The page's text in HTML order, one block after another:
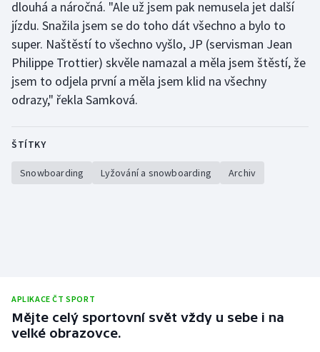
Moderní pětiboj
Motorsport
Olympijské hry
Parasport
Plavání
Plážový volejbal
Short track
dlouhá a náročná. "Ale už jsem pak nemusela jet další
jízdu. Snažila jsem se do toho dát všechno a bylo to
super. Naštěstí to všechno vyšlo, JP (servisman Jean
Philippe Trottier) skvěle namazal a měla jsem štěstí, že
jsem to odjela první a měla jsem klid na všechny
odrazy," řekla Samková.
ŠTÍTKY
Snowboarding Lyžování a snowboarding Archiv
APLIKACE ČT SPORT
Mějte celý sportovní svět vždy u sebe i na
velké obrazovce.